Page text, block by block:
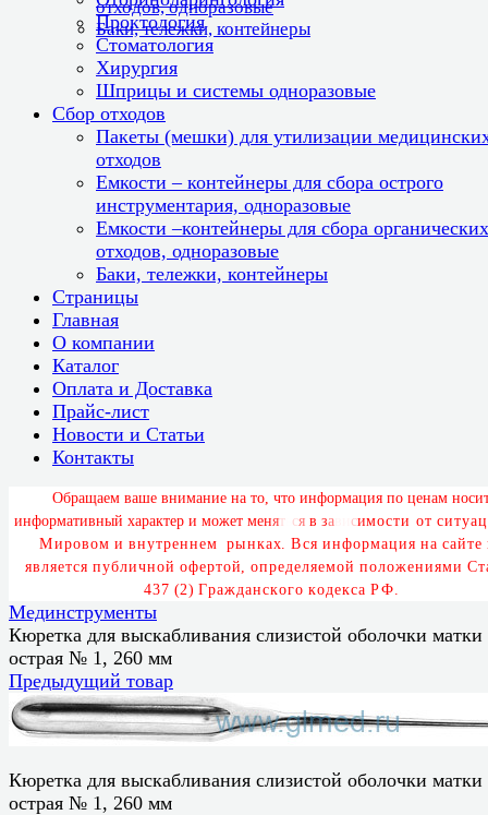
отходов, одноразовые
Баки, тележки, контейнеры
Проктология
Стоматология
Хирургия
Шприцы и системы одноразовые
Сбор отходов
Пакеты (мешки) для утилизации
отходов
Емкости – контейнеры для сбора острого
инструментария, одноразовые
Емкости –контейнеры для сбора органических
отходов, одноразовые
Баки, тележки, контейнеры
Страницы
Главная
О компании
Каталог
Оплата и Доставка
Прайс-лист
Новости и Статьи
Контакты
Обращаем ваше внимание на то, что информация по ценам носи
информативный характер и может менят ься в за исимости от ситуац
Мировом и внутреннем рынках. Вся информация на сайте
является публичной офертой, определяемой положениями Ст
437 (2) Гражданского кодекса РФ.
Мединструменты
Кюретка для выскабливания слизистой оболочки матки
острая № 1, 260 мм
Предыдущий товар
Кюретка для выскабливания слизистой оболочки матки
острая № 1, 260 мм